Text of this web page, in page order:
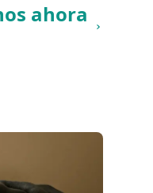
ahora